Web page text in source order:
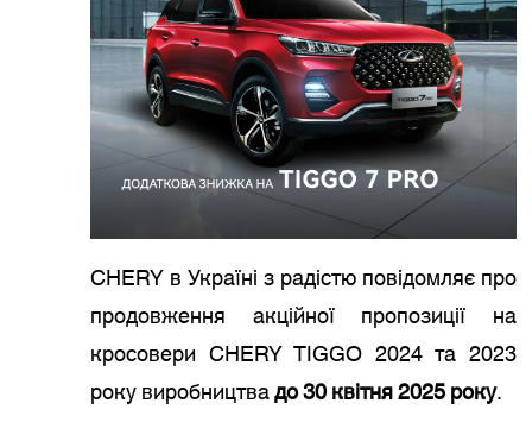
CHERY в Україні з радістю повідомляє про
продовження акційної пропозиції на
кросовери CHERY TIGGO 2024 та 2023
року виробництвадо 30 квітня 2025 року.